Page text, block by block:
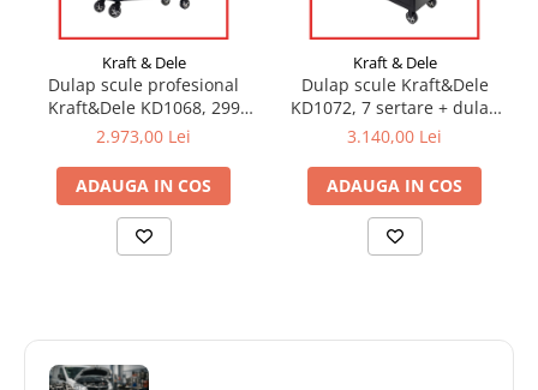
Kraft & Dele
Dulap scule profesional
Kraft&Dele KD1068, 299
piese, 7 sertare + dulap
2.973,00 Lei
ADAUGA IN COS
Kraft & Dele
Dulap scule Kraft&Dele
KD1072, 7 sertare + dulap
lateral, blat inox
3.140,00 Lei
ADAUGA IN COS